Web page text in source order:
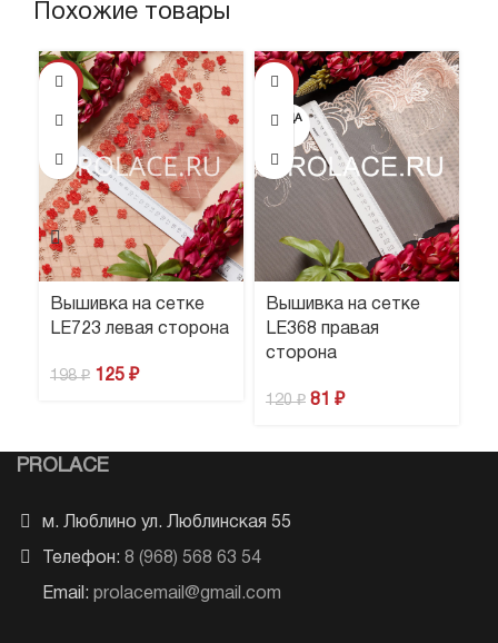
Похожие товары
Вышивка на сетке
LE723 левая сторона
198₽ 125 ₽
ПРОДА
Вышивка на сетке
LE368 правая
сторона
120₽ 81 ₽
PROLACE
м. Люблино ул. Люблинская 55
Телефон: 8 (968) 568 63 54
Email: prolacemail@gmail.com